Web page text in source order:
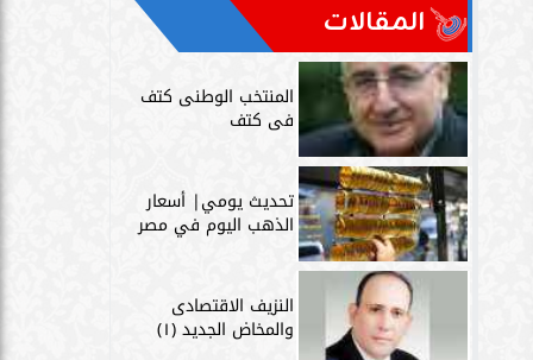
المقالات
المنتخب الوطنى كتف
فى كتف
تحديث يومي| أسعار
الذهب اليوم في مصر
النزيف الاقتصادى
والمخاض الجديد (١)